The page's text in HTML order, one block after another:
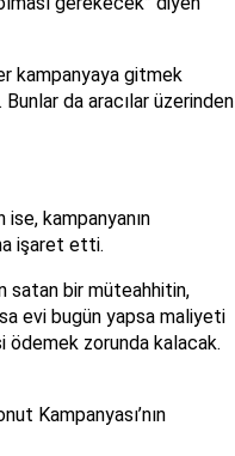
kampanyaya gitmek
da aracılar üzerinden
kampanyanın
işaret etti.
satan bir müteahhitin,
evi bugün yapsa maliyeti
ödemek zorunda kalacak.
Kampanyası’nın